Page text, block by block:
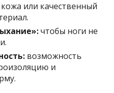
кожа или качественный
чтобы ноги не
возможность
и